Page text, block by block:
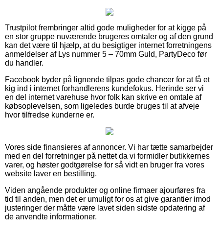
Trustpilot frembringer altid gode muligheder for at kigge på
en stor gruppe nuværende brugeres omtaler og af den grund
kan det være til hjælp, at du besigtiger internet forretningens
anmeldelser af Lys nummer 5 – 70mm Guld, PartyDeco før
du handler.
Facebook byder på lignende tilpas gode chancer for at få et
kig ind i internet forhandlerens kundefokus. Herinde ser vi
en del internet varehuse hvor folk kan skrive en omtale af
købsoplevelsen, som ligeledes burde bruges til at afveje
hvor tilfredse kunderne er.
Vores side finansieres af annoncer. Vi har tætte samarbejder
med en del forretninger på nettet da vi formidler butikkernes
varer, og høster godtgørelse for så vidt en bruger fra vores
website laver en bestilling.
Viden angående produkter og online firmaer ajourføres fra
tid til anden, men det er umuligt for os at give garantier imod
justeringer der måtte være lavet siden sidste opdatering af
de anvendte informationer.